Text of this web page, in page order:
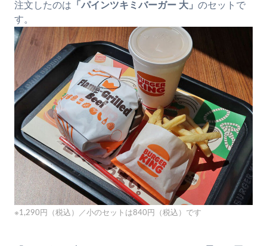
注文したのは 「パインツキミバーガー 大」 のセットで
す。
※1,290円（税込）／小のセットは840円（税込）です